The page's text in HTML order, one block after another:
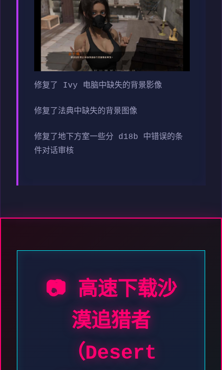
修复了 Ivy 电脑中缺失的背景影像
修复了法典中缺失的背景图像
修复了地下方室一些分 d18b 中错误的条
件对话审核
📷 高速下载沙
漠追猎者
（Desert